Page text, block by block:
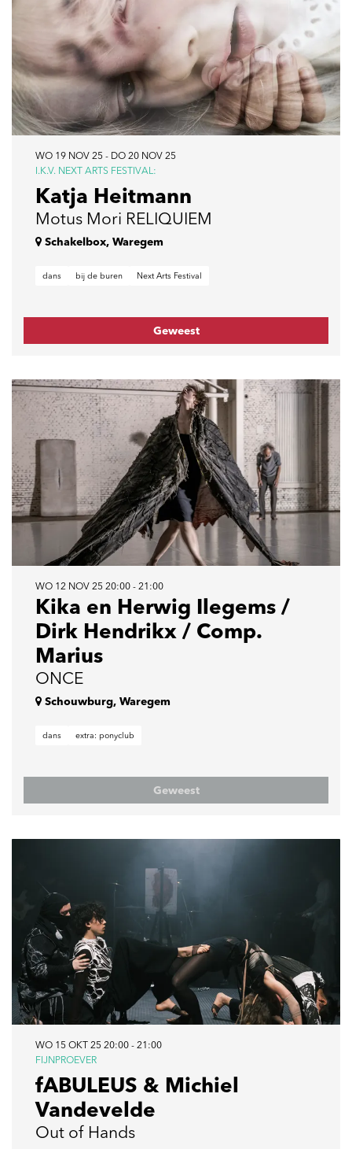
Katja Heitmann
Motus Mori RELIQUIEM
I.K.V. NEXT ARTS FESTIVAL:
WO 19 NOV 25 - DO 20 NOV 25
Schakelbox, Waregem
dans bij de buren Next Arts Festival
Geweest
Kika en Herwig Ilegems /
Dirk Hendrikx / Comp.
Marius
ONCE
WO 12 NOV 25 20:00 - 21:00
Schouwburg, Waregem
dans extra: ponyclub
Geweest
fABULEUS & Michiel
Vandevelde
Out of Hands
FIJNPROEVER
WO 15 OKT 25 20:00 - 21:00